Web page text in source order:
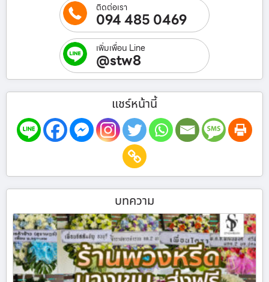
ติดต่อเรา
094 485 0469
เพิ่มเพื่อน Line
@stw8
แชร์หน้านี้
บทความ